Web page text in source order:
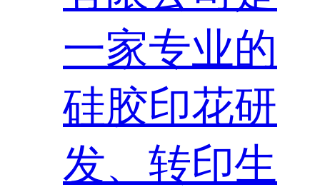
一家专业的
硅胶印花研
发、转印生